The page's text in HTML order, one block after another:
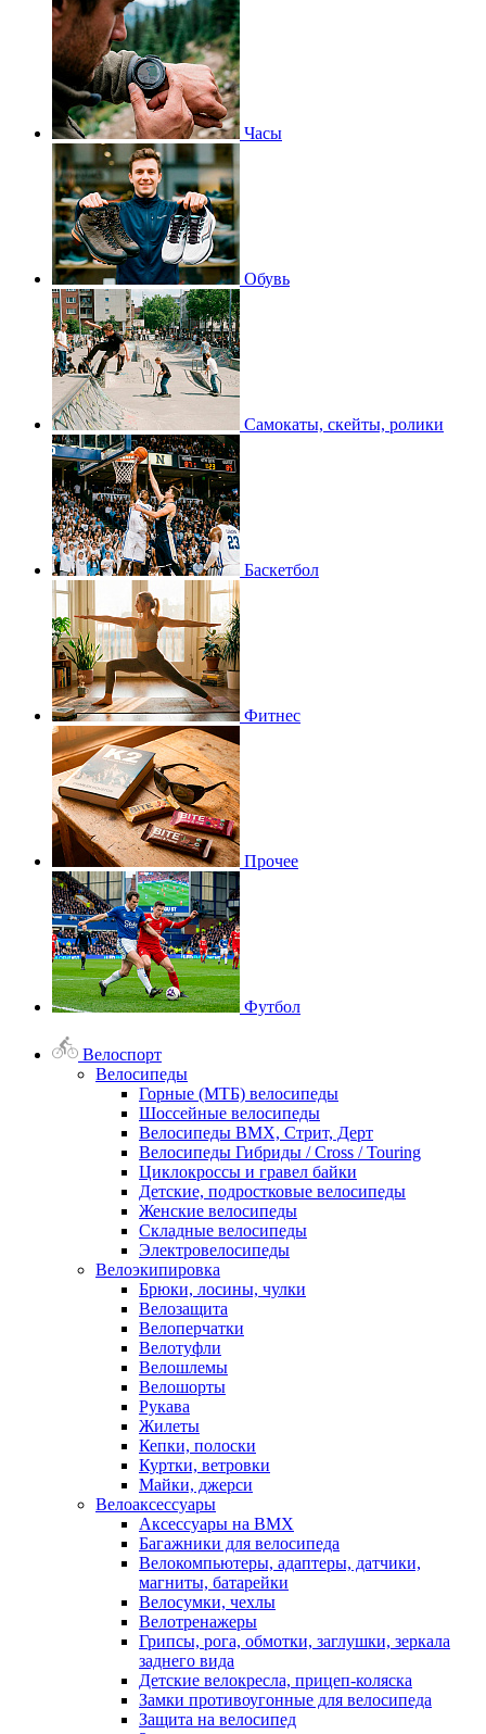
Часы
Обувь
Самокаты, скейты, ролики
Баскетбол
Фитнес
Прочее
Футбол
Велоспорт
Велосипеды
Горные (МТБ) велосипеды
Шоссейные велосипеды
Велосипеды BMX, Стрит, Дерт
Велосипеды Гибриды / Cross / Touring
Циклокроссы и гравел байки
Детские, подростковые велосипеды
Женские велосипеды
Складные велосипеды
Электровелосипеды
Велоэкипировка
Брюки, лосины, чулки
Велозащита
Велоперчатки
Велотуфли
Велошлемы
Велошорты
Рукава
Жилеты
Кепки, полоски
Куртки, ветровки
Майки, джерси
Велоаксессуары
Аксессуары на BMX
Багажники для велосипеда
Велокомпьютеры, адаптеры, датчики,
магниты, батарейки
Велосумки, чехлы
Велотренажеры
Грипсы, рога, обмотки, заглушки, зеркала
заднего вида
Детские велокресла, прицеп-коляска
Замки противоугонные для велосипеда
Защита на велосипед